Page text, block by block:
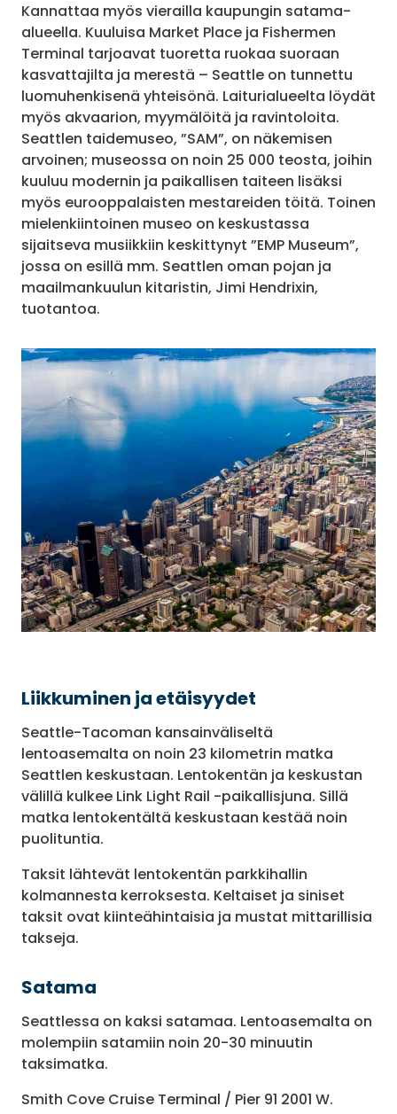
Kannattaa myös vierailla kaupungin satama-
alueella. Kuuluisa Market Place ja Fishermen
Terminal tarjoavat tuoretta ruokaa suoraan
kasvattajilta ja merestä – Seattle on tunnettu
luomuhenkisenä yhteisönä. Laiturialueelta löydät
myös akvaarion, myymälöitä ja ravintoloita.
Seattlen taidemuseo, ”SAM”, on näkemisen
arvoinen; museossa on noin 25 000 teosta, joihin
kuuluu modernin ja paikallisen taiteen lisäksi
myös eurooppalaisten mestareiden töitä. Toinen
mielenkiintoinen museo on keskustassa
sijaitseva musiikkiin keskittynyt ”EMP Museum”,
jossa on esillä mm. Seattlen oman pojan ja
maailmankuulun kitaristin, Jimi Hendrixin,
tuotantoa.
Liikkuminen ja etäisyydet
Seattle-Tacoman kansainväliseltä
lentoasemalta on noin 23 kilometrin matka
Seattlen keskustaan. Lentokentän ja keskustan
välillä kulkee Link Light Rail -paikallisjuna. Sillä
matka lentokentältä keskustaan kestää noin
puolituntia.
Taksit lähtevät lentokentän parkkihallin
kolmannesta kerroksesta. Keltaiset ja siniset
taksit ovat kiinteähintaisia ja mustat mittarillisia
takseja.
Satama
Seattlessa on kaksi satamaa. Lentoasemalta on
molempiin satamiin noin 20-30 minuutin
taksimatka.
Smith Cove Cruise Terminal / Pier 91 2001 W.